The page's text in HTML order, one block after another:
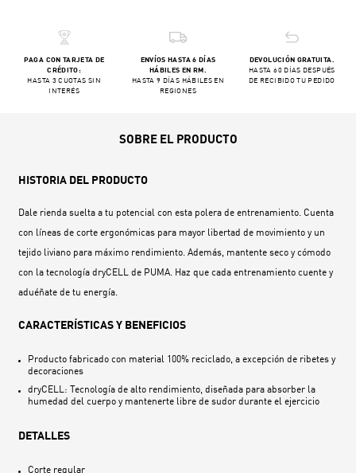
PAGA CON TARJETA DE
CRÉDITO:
HASTA 3 CUOTAS SIN
INTERÉS
ENVÍOS HASTA 6 DÍAS
HÁBILES EN RM.
HASTA 9 DÍAS HÁBILES EN
REGIONES
DEVOLUCIÓN GRATUITA.
HASTA 60 DÍAS DESPUÉS
DE RECIBIDO TU PEDIDO
SOBRE EL PRODUCTO
HISTORIA DEL PRODUCTO
Dale rienda suelta a tu potencial con esta polera de entrenamiento. Cuenta
con líneas de corte ergonómicas para mayor libertad de movimiento y un
tejido liviano para máximo rendimiento. Además, mantente seco y cómodo
con la tecnología dryCELL de PUMA. Haz que cada entrenamiento cuente y
aduéñate de tu energía.
CARACTERÍSTICAS Y BENEFICIOS
Producto fabricado con material 100% reciclado, a excepción de ribetes y
decoraciones
dryCELL: Tecnología de alto rendimiento, diseñada para absorber la
humedad del cuerpo y mantenerte libre de sudor durante el ejercicio
DETALLES
Corte regular